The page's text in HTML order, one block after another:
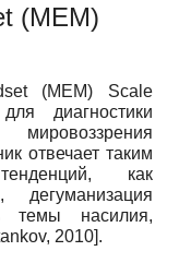
(MEM)
(MEM) Scale
диагностики
мировоззрения
отвечает таким
как
дегуманизация
темы насилия,
2010].